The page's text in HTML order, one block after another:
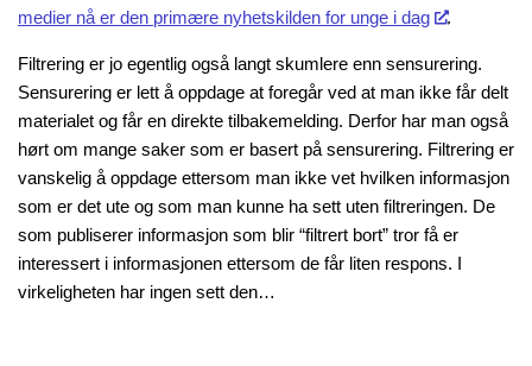
medier nå er den primære nyhetskilden for unge i dag
.
Filtrering er jo egentlig også langt skumlere enn sensurering.
Sensurering er lett å oppdage at foregår ved at man ikke får delt
materialet og får en direkte tilbakemelding. Derfor har man også
hørt om mange saker som er basert på sensurering. Filtrering er
vanskelig å oppdage ettersom man ikke vet hvilken informasjon
som er det ute og som man kunne ha sett uten filtreringen. De
som publiserer informasjon som blir “filtrert bort” tror få er
interessert i informasjonen ettersom de får liten respons. I
virkeligheten har ingen sett den…